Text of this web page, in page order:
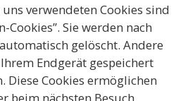
verwendeten Cookies sind
Cookies”. Sie werden nach
gelöscht. Andere
Endgerät gespeichert
Diese Cookies ermöglichen
beim nächsten Besuch